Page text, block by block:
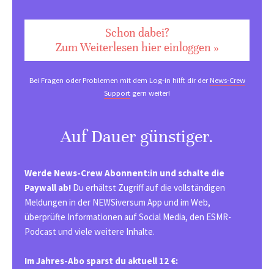
Schon dabei?
Zum Weiterlesen hier einloggen »
Bei Fragen oder Problemen mit dem Log-in hilft dir derNews-Crew
Support gern weiter!
Auf Dauer günstiger.
Werde News-Crew Abonnent:in und schalte die
Paywall ab! Du erhältst Zugriff auf die vollständigen
Meldungen in der NEWSiversum App und im Web,
überprüfte Informationen auf Social Media, den ESMR-
Podcast und viele weitere Inhalte.
Im Jahres-Abo sparst du aktuell 12 €: